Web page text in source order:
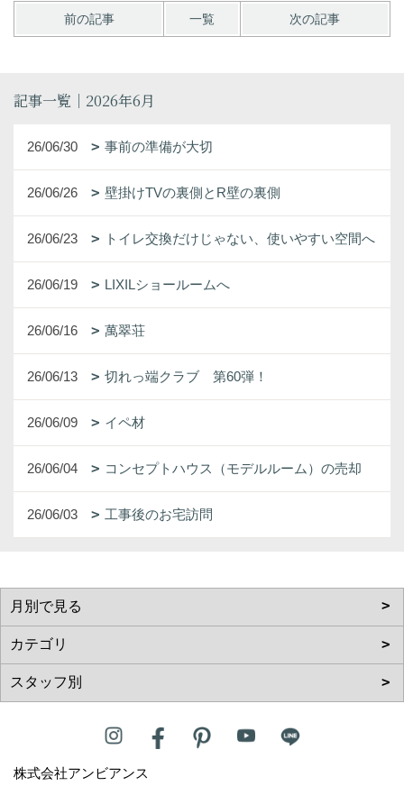
前の記事 一覧 次の記事
記事一覧｜2026年6月
26/06/30 事前の準備が大切
26/06/26 壁掛けTVの裏側とR壁の裏側
26/06/23 トイレ交換だけじゃない、使いやすい空間へ
26/06/19 LIXILショールームへ
26/06/16 萬翠荘
26/06/13 切れっ端クラブ 第60弾！
26/06/09 イペ材
26/06/04 コンセプトハウス（モデルルーム）の売却
26/06/03 工事後のお宅訪問
株式会社アンビアンス